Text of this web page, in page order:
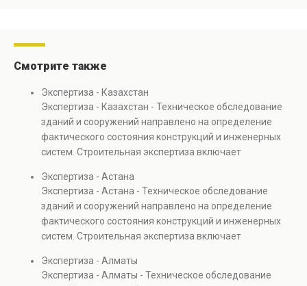
Смотрите также
Экспертиза - Казахстан
Экспертиза - Казахстан - Техническое обследование
зданий и сооружений направлено на определение
фактического состояния конструкций и инженерных
систем. Строительная экспертиза включает
элементов и оценку эксплуатационной безопасности.
Услуга востребована при покупке недвижимости,
капитальном ремонте и реконструкции объектов, а
также при судебных разбирательствах и технических
проверках.
Экспертиза - Астана
Экспертиза - Астана - Техническое обследование
зданий и сооружений направлено на определение
фактического состояния конструкций и инженерных
систем. Строительная экспертиза включает
элементов и оценку эксплуатационной безопасности.
Услуга востребована при покупке недвижимости,
Экспертиза - Алматы
Экспертиза - Алматы - Техническое обследование